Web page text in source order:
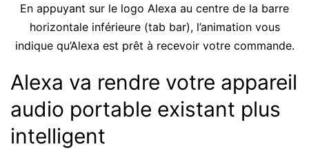
En appuyant sur le logo Alexa au centre de la barre
horizontale inférieure (tab bar), l’animation vous
indique qu’Alexa est prêt à recevoir votre commande.
Alexa va rendre votre appareil
audio portable existant plus
intelligent